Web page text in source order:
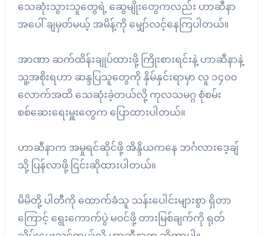
သေဆုံးသွားသူတွေရဲ့ ဆွေမျိုးတွေကလည်း ဟာဆီနာ
အပေါ် ချမှတ်မယ့် အမိန့်ကို မျှော်လင့်နေကြပါတယ်။
အာဏာ ဆက်ထိန်းချုပ်ထားဖို့ ကြိုးစားရင်းနဲ့ ဟာဆီနာနဲ့
သူ့အစိုးရဟာ ဆန္ဒပြသူတွေကို နှိမ်နှင်းရာမှာ လူ ၁၄၀၀
လောက်အထိ သေဆုံးခဲ့တယ်လို့ ကုလသမဂ္ဂ စုံစမ်း
စစ်ဆေးရေးမှူးတွေက ပြောထားပါတယ်။
ဟာဆီနာက အမှုရင်ဆိုင်ဖို့ အိန္ဒိယကနေ ဘင်္ဂလားဒေ့ချ်
သို့ ပြန်လာဖို့ ငြင်းဆိုထားပါတယ်။
မိမိတို့ ပါတီကို ထောက်ခံသူ သန်းပေါင်းများစွာ ရှိတာ
ကြောင့် ရွေးကောက်ပွဲ မဝင်ဖို့ တားမြစ်ချက်ကို ရုတ်